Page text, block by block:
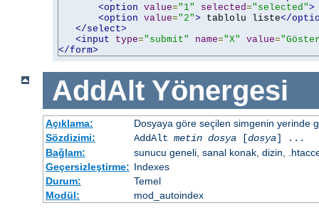
<option value="1" selected="selected">
<option value="2"> tablolu liste</
</select>
<input
type="submit" name="X" value=
</form>
AddAlt Yönergesi
Açıklama:
Dosyaya göre seçilen simgenin yerinde
Sözdizimi:
AddAlt metin dosya[dosya] ...
Bağlam:
sunucu geneli, sanal konak, dizin,
Geçersizleştirme: Indexes
Durum:
Temel
Modül:
mod_autoindex